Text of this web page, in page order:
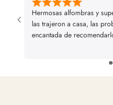
Hermosas alfombras y
las trajeron a casa, las
encantada de